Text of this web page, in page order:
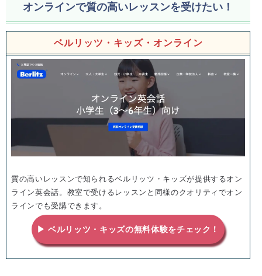
オンラインで質の高いレッスンを受けたい！
ベルリッツ・キッズ・オンライン
質の高いレッスンで知られるベルリッツ・キッズが提供するオン
ライン英会話。教室で受けるレッスンと同様のクオリティでオン
ラインでも受講できます。
▶ ベルリッツ・キッズの無料体験をチェック！